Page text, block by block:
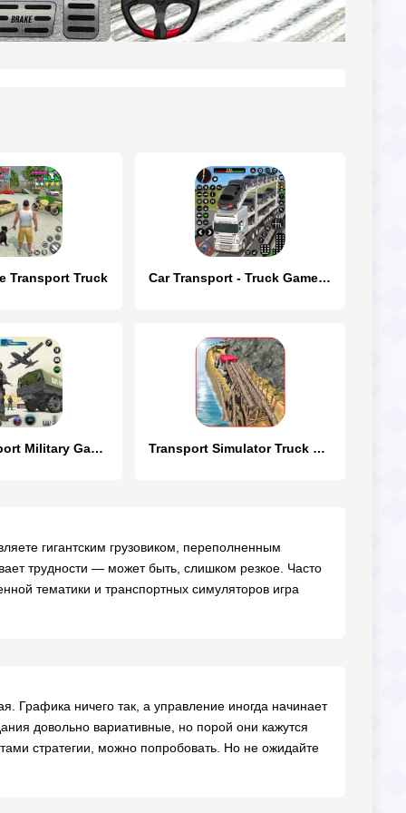
Transport Truck Car Transport - Truck Games 3D
Army Transport Military Games Transport Simulator Truck Game
гигантским грузовиком, переполненным
трудности — может быть, слишком резкое. Часто
тематики и транспортных симуляторов игра
Графика ничего так, а управление иногда начинает
довольно вариативные, но порой они кажутся
стратегии, можно попробовать. Но не ожидайте